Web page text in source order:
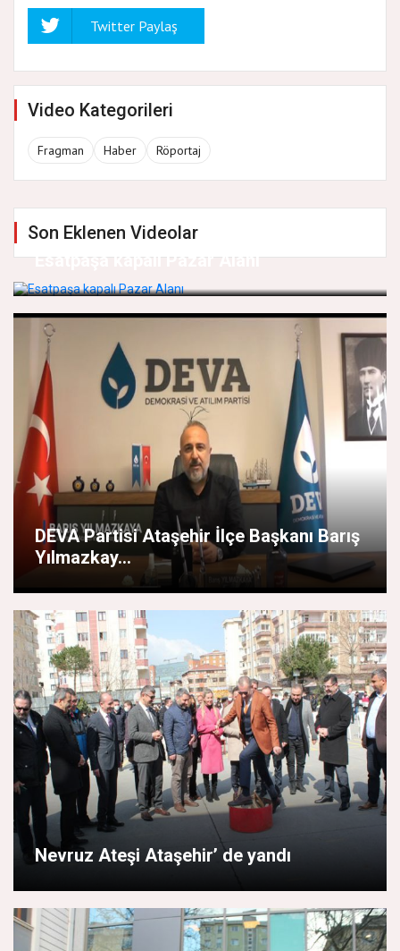
Twitter Paylaş
Video Kategorileri
Fragman Haber Röportaj
Son Eklenen Videolar
Esatpaşa kapalı Pazar Alanı
DEVA Partisi Ataşehir İlçe Başkanı Barış
Yılmazkay...
Nevruz Ateşi Ataşehir’ de yandı